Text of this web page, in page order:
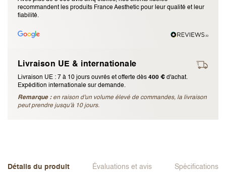
recommandent les produits France Aesthetic pour leur qualité et leur
fiabilité.
Livraison UE & internationale
Livraison UE : 7 à 10 jours ouvrés et offerte dès 400 € d'achat.
Expédition internationale sur demande.
Remarque : en raison d'un volume élevé de commandes, la livraison
peut prendre jusqu'à 10 jours.
Détails du produit Évaluations et avis Spécifications